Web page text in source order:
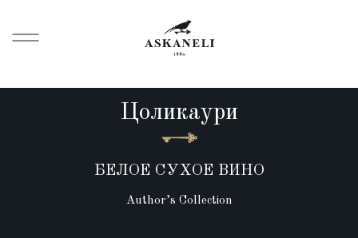
Цоликаури
БЕЛОЕ СУХОЕ ВИНО
Author’s Collection